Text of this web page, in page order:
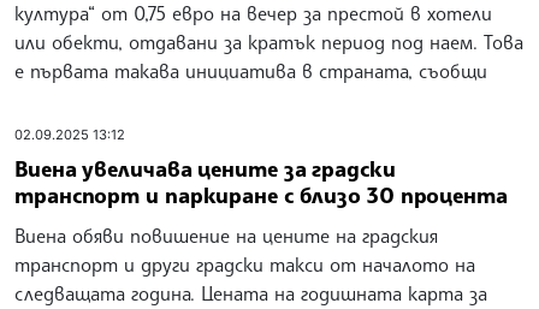
култура“ от 0,75 евро на вечер за престой в хотели
или обекти, отдавани за кратък период под наем. Това
е първата такава инициатива в страната, съобщи
02.09.2025 13:12
Виена увеличава цените за градски
транспорт и паркиране с близо 30 процента
Виена обяви повишение на цените на градския
транспорт и други градски такси от началото на
следващата година. Цената на годишната карта за